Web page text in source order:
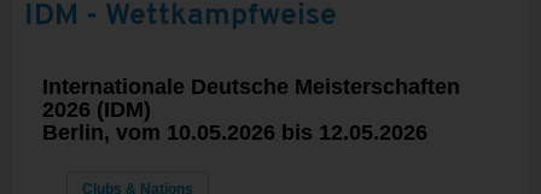
IDM - Wettkampfweise